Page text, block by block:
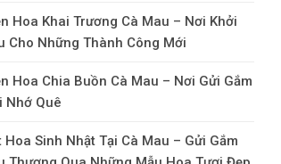
Hoa Khai Trương Cà Mau – Nơi Khởi
Cho Những Thành Công Mới
Hoa Chia Buồn Cà Mau – Nơi Gửi Gắm
Nhớ Quê
Hoa Sinh Nhật Tại Cà Mau – Gửi Gắm